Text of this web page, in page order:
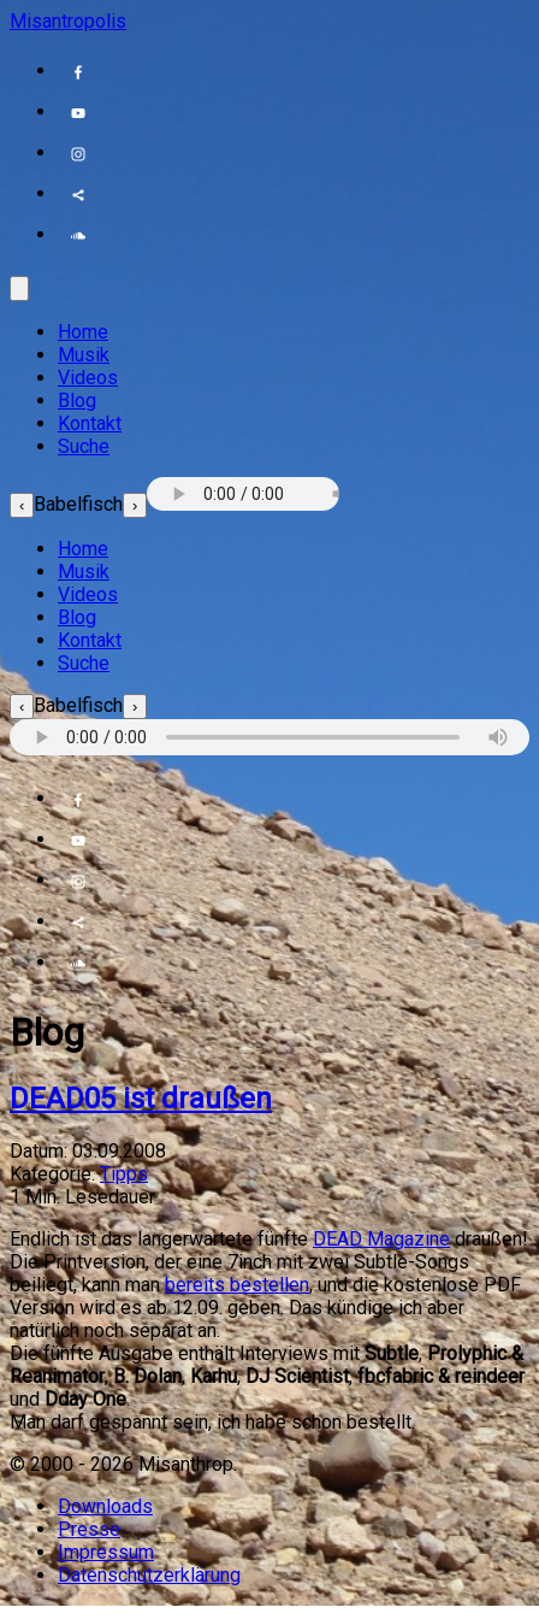
Misantropolis
Home
Musik
Videos
Blog
Kontakt
Suche
‹ Babelfisch ›
Home
Musik
Videos
Blog
Kontakt
Suche
‹ Babelfisch ›
Blog
DEAD05 ist draußen
Datum: 03.09.2008
Kategorie: Tipps
1Min. Lesedauer
Endlich ist das langerwartete fünfteDEAD Magazinedraußen!
Die Printversion, der eine 7inch mit zwei Subtle-Songs
beiliegt, kann manbereits bestellen, und die kostenlose PDF
Version wird es ab 12.09. geben. Das kündige ich aber
natürlich noch separat an.
Die fünfte Ausgabe enthält Interviews mitSubtle,Prolyphic &
Reanimator,B. Dolan,Karhu,DJ Scientist,fbcfabric & reindeer
undDday One.
Man darf gespannt sein, ich habe schon bestellt.
© 2000 -2026Misanthrop.
Downloads
Presse
Impressum
Datenschutzerklärung